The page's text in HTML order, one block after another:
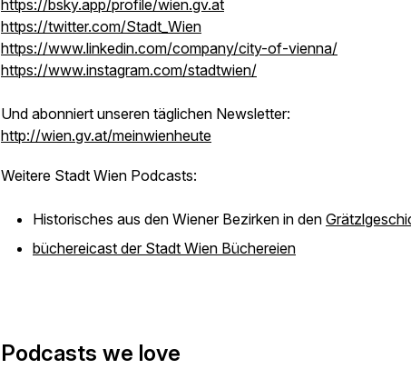
https://bsky.app/profile/wien.gv.at
https://twitter.com/Stadt_Wien
https://www.linkedin.com/company/city-of-vienna/
https://www.instagram.com/stadtwien/
Und abonniert unseren täglichen Newsletter:
http://wien.gv.at/meinwienheute
Weitere Stadt Wien Podcasts:
Historisches aus den Wiener Bezirken in den
büchereicast der Stadt Wien Büchereien
Podcasts we love